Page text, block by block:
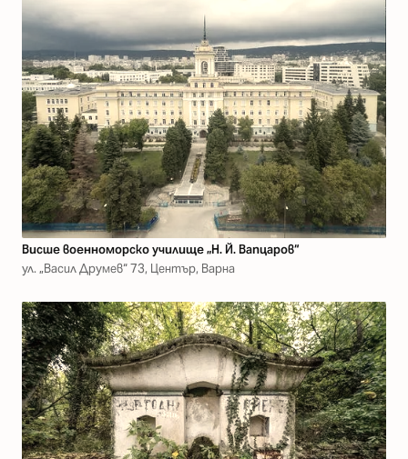
Висше военноморско училище „Н. Й. Вапцаров“
ул. „Васил Друмев“ 73, Център, Варна